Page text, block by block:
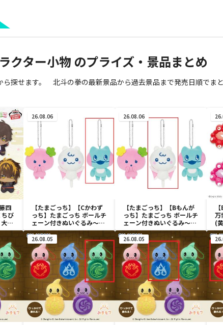
クター小物 のプライズ・景品まとめ
探せます。 北斗の拳の最新景品から過去景品まで発売日順でまと
四
ちび
倶
獅
26.08.06
【たまごっち】【Cかわず
っち】たまごっち ボールチ
ェーン付きぬいぐるみ～
Tamagotchi Paradise～
vol.3
26.08.06
【たまごっち】【Bもんが
っち】たまごっち ボールチ
ェーン付きぬいぐるみ～
Tamagotchi Paradise～
vol.3
万
(
ャ
ス
26.08.05 26.08.05